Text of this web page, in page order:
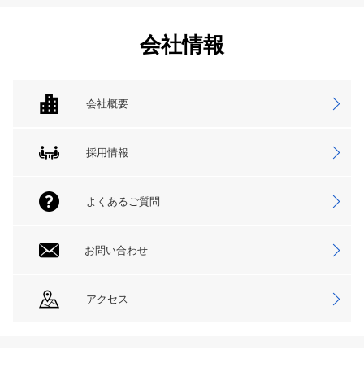
会社情報
会社概要
採用情報
よくあるご質問
お問い合わせ
アクセス